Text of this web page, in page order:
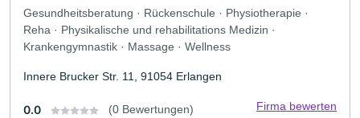
Gesundheitsberatung · Rückenschule · Physiotherapie ·
Reha · Physikalische und rehabilitations Medizin ·
Krankengymnastik · Massage · Wellness
Innere Brucker Str. 11, 91054 Erlangen
0.0 (0 Bewertungen) Firma bewerten